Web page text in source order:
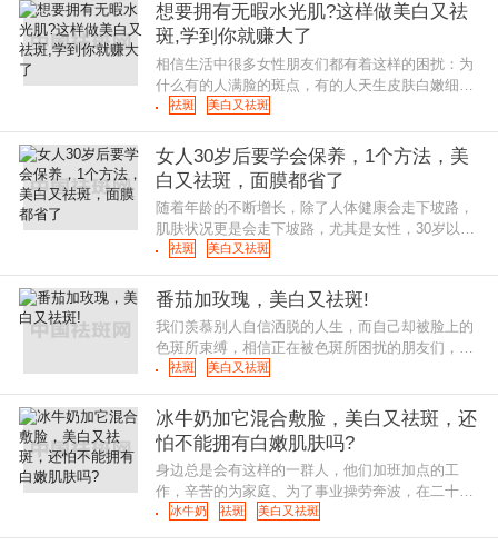
想要拥有无暇水光肌?这样做美白又祛
斑,学到你就赚大了
相信生活中很多女性朋友们都有着这样的困扰：为
什么有的人满脸的斑点，有的人天生皮肤白嫩细
致，毫无瑕疵?对于“斑”女郎来说，拥有白嫩细致的
祛斑 美白又祛斑
女人30岁后要学会保养，1个方法，美
白又祛斑，面膜都省了
随着年龄的不断增长，除了人体健康会走下坡路，
肌肤状况更是会走下坡路，尤其是女性，30岁以后
如果不及时保养的话，眼角纹、黄褐斑、晒斑、皱
祛斑 美白又祛斑
番茄加玫瑰，美白又祛斑!
我们羡慕别人自信洒脱的人生，而自己却被脸上的
色斑所束缚，相信正在被色斑所困扰的朋友们，肯
定也是尝试过很多的方法，但是都没有将色斑去掉
吧，其实，只要我们能够在众多
祛斑 美白又祛斑
冰牛奶加它混合敷脸，美白又祛斑，还
怕不能拥有白嫩肌肤吗?
身边总是会有这样的一群人，他们加班加点的工
作，辛苦的为家庭、为了事业操劳奔波，在二十几
岁甚至三十多点的年纪，肌肤开始出现严重的问
题，敏感肌，痘痘，红血丝，斑点等
冰牛奶 祛斑 美白又祛斑